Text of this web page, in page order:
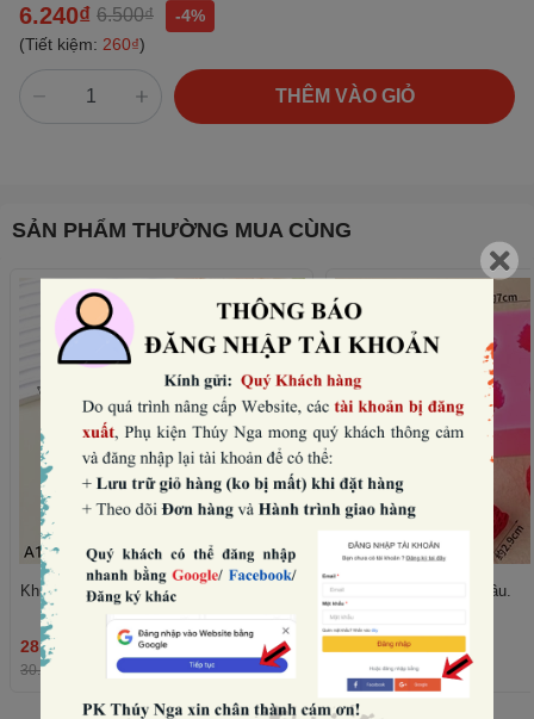
6.240₫ 6.500₫
-4%
(Tiết kiệm: 260₫)
THÊM VÀO GIỎ
SẢN PHẨM THƯỜNG MUA CÙNG
Khuôn silicon- 6 quả mâm xôi.
28.800₫
30.000₫
THÊM
Khuôn silicon- 4 quả dâu.
36.480₫
38.000₫ -4%